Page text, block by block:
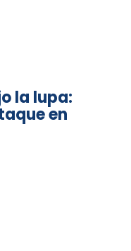
la lupa:
en